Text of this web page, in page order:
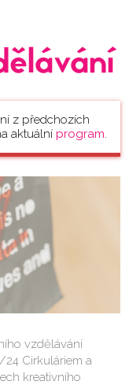
z předchozích
aktuální program.
vzdělávání
Cirkuláriem a
kreativního